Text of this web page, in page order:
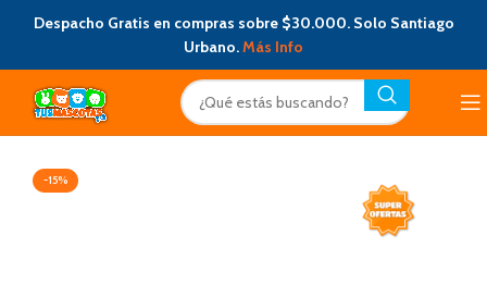
Despacho Gratis en compras sobre $30.000. Solo Santiago
Urbano.Más Info
-15%